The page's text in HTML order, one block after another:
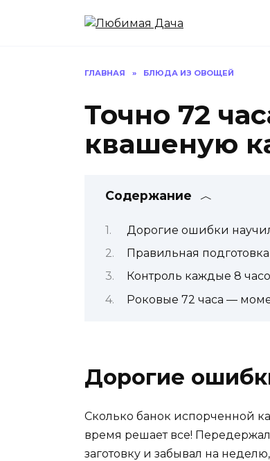
ГЛАВНАЯ » БЛЮДА ИЗ ОВОЩЕЙ
Точно 72
квашеную
Содержание
Дорогие ошибки
Правильная
Контроль каждые 8
Роковые 72 часа —
Дорогие
Сколько банок испорченной
время решает все! Передержал
заготовку и забывал на